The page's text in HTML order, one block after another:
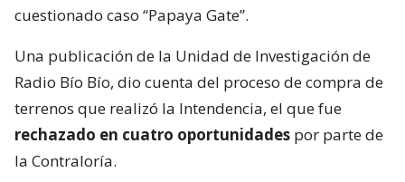
cuestionado caso “Papaya Gate”.
Una publicación de la Unidad de Investigación de
Radio Bío Bío, dio cuenta del proceso de compra de
terrenos que realizó la Intendencia, el que fue
rechazado en cuatro oportunidades por parte de
la Contraloría.